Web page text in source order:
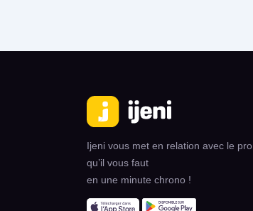
Ijeni vous met en relation avec le pro
qu’il vous faut
en une minute chrono !